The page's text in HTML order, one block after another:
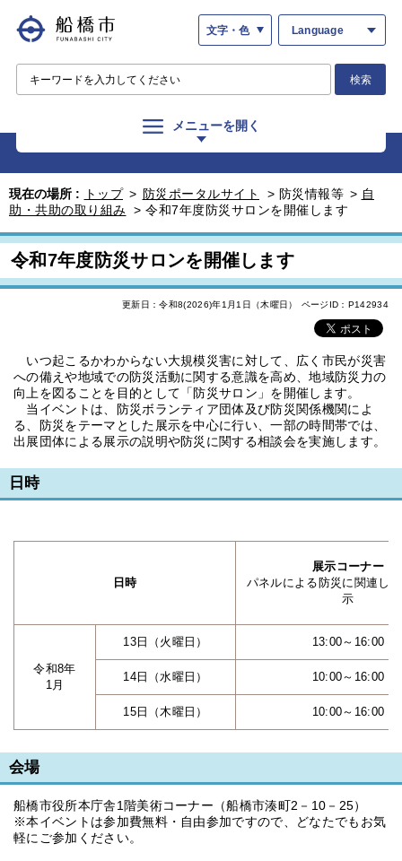
文字・色 Language
検索
メニューを開く
現在の場所 : トップ > 防災ポータルサイト > 防災情報等 > 自
助・共助の取り組み > 令和7年度防災サロンを開催します
令和7年度防災サロンを開催します
更新日：令和8(2026)年1月1日（木曜日） ページID：P142934
いつ起こるかわからない大規模災害に対して、広く市民が災害
への備えや地域での防災活動に関する意識を高め、地域防災力の
向上を図ることを目的として「防災サロン」を開催します。
当イベントは、防災ボランティア団体及び防災関係機関によ
る、防災をテーマとした展示を中心に行い、一部の時間帯では、
出展団体による展示の説明や防災に関する相談会を実施します。
日時
日時
展示コーナー
パネルによる防災に関連し
示
令和8年
1月
13日（火曜日） 13:00～16:00
14日（水曜日） 10:00～16:00
15日（木曜日） 10:00～16:00
会場
船橋市役所本庁舎1階美術コーナー（船橋市湊町2－10－25）
※本イベントは参加費無料・自由参加ですので、どなたでもお気
軽にご参加ください。